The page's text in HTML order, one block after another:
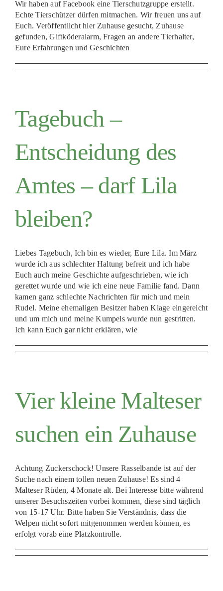
PATENSCHAFTEN
HELFER WERDEN
Wir haben auf Facebook eine Tierschutzgruppe erstellt.
Echte Tierschützer dürfen mitmachen. Wir freuen uns auf
Euch. Veröffentlicht hier Zuhause gesucht, Zuhause
gefunden, Giftköderalarm, Fragen an andere Tierhalter,
Eure Erfahrungen und Geschichten
Tagebuch –
Entscheidung des
Amtes – darf Lila
bleiben?
Liebes Tagebuch, Ich bin es wieder, Eure Lila. Im März
wurde ich aus schlechter Haltung befreit und ich habe
Euch auch meine Geschichte aufgeschrieben, wie ich
gerettet wurde und wie ich eine neue Familie fand. Dann
kamen ganz schlechte Nachrichten für mich und mein
Rudel. Meine ehemaligen Besitzer haben Klage eingereicht
und um mich und meine Kumpels wurde nun gestritten.
Ich kann Euch gar nicht erklären, wie
Vier kleine Malteser
suchen ein Zuhause
Achtung Zuckerschock! Unsere Rasselbande ist auf der
Suche nach einem tollen neuen Zuhause! Es sind 4
Malteser Rüden, 4 Monate alt. Bei Interesse bitte während
unserer Besuchszeiten vorbei kommen, diese sind täglich
von 15-17 Uhr. Bitte haben Sie Verständnis, dass die
Welpen nicht sofort mitgenommen werden können, es
erfolgt vorab eine Platzkontrolle.